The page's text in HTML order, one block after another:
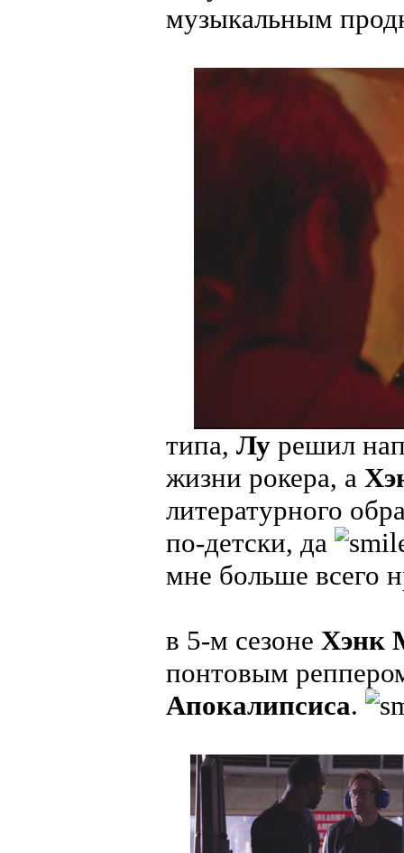
музыкальным
типа, Лу решил
жизни рокера, а
литературного
по-детски, да
мне больше всего
в 5-м сезоне Хэнк
понтовым
Апокалипсиса.